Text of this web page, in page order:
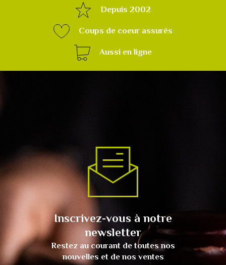
Depuis 2002
Coups de coeur assurés
Aussi en ligne
Inscrivez-vous à notre
newsletter
Restez au courant de toutes nos
nouvelles et de nos ventes